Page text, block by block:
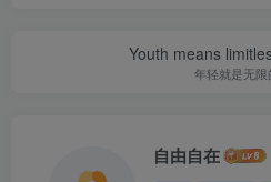
Youth means
年轻就是无限
自由自在